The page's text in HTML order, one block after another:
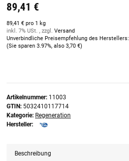
89,41 €
89,41 € pro 1 kg
inkl. 7% USt. , zzgl. Versand
Unverbindliche Preisempfehlung des Herstellers:
(Sie sparen 3.97%, also 3,70 €)
Artikelnummer: 11003
GTIN: 5032410117714
Kategorie: Regeneration
Hersteller:
Beschreibung